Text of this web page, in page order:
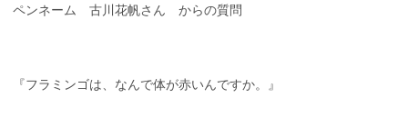
ペンネーム 古川花帆さん からの質問
『フラミンゴは、なんで体が赤いんですか。』